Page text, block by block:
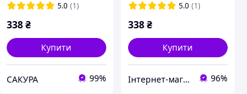
5.0 (1)
338 ₴
Купити
САКУРА 99%
5.0 (1)
338₴
Купити
Інтернет-магазин матеріалів для нарощування нігтів та вій 96%